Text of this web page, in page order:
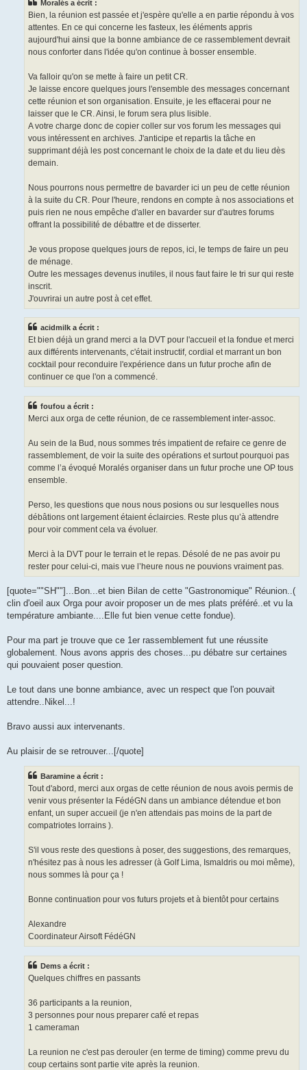
Moralés a écrit :
Bien, la réunion est passée et j'espère qu'elle a en partie répondu à vos
attentes. En ce qui concerne les fasteux, les éléments appris
aujourd'hui ainsi que la bonne ambiance de ce rassemblement devrait
nous conforter dans l'idée qu'on continue à bosser ensemble.
Va falloir qu'on se mette à faire un petit CR.
Je laisse encore quelques jours l'ensemble des messages concernant
cette réunion et son organisation. Ensuite, je les effacerai pour ne
laisser que le CR. Ainsi, le forum sera plus lisible.
A votre charge donc de copier coller sur vos forum les messages qui
vous intéressent en archives. J'anticipe et repartis la tâche en
supprimant déjà les post concernant le choix de la date et du lieu dès
demain.
Nous pourrons nous permettre de bavarder ici un peu de cette réunion
à la suite du CR. Pour l'heure, rendons en compte à nos associations et
puis rien ne nous empêche d'aller en bavarder sur d'autres forums
offrant la possibilité de débattre et de disserter.
Je vous propose quelques jours de repos, ici, le temps de faire un peu
de ménage.
Outre les messages devenus inutiles, il nous faut faire le tri sur qui reste
inscrit.
J'ouvrirai un autre post à cet effet.
acidmilk a écrit :
Et bien déjà un grand merci a la DVT pour l'accueil et la fondue et merci
aux différents intervenants, c'était instructif, cordial et marrant un bon
cocktail pour reconduire l'expérience dans un futur proche afin de
continuer ce que l'on a commencé.
foufou a écrit :
Merci aux orga de cette réunion, de ce rassemblement inter-assoc.
Au sein de la Bud, nous sommes trés impatient de refaire ce genre de
rassemblement, de voir la suite des opérations et surtout pourquoi pas
comme l’a évoqué Moralés organiser dans un futur proche une OP tous
ensemble.
Perso, les questions que nous nous posions ou sur lesquelles nous
débâtions ont largement étaient éclaircies. Reste plus qu’à attendre
pour voir comment cela va évoluer.
Merci à la DVT pour le terrain et le repas. Désolé de ne pas avoir pu
rester pour celui-ci, mais vue l’heure nous ne pouvions vraiment pas.
[quote=""SH""]...Bon...et bien Bilan de cette "Gastronomique" Réunion..(
clin d'oeil aux Orga pour avoir proposer un de mes plats préféré..et vu la
température ambiante....Elle fut bien venue cette fondue).
Pour ma part je trouve que ce 1er rassemblement fut une réussite
globalement. Nous avons appris des choses...pu débatre sur certaines
qui pouvaient poser question.
Le tout dans une bonne ambiance, avec un respect que l'on pouvait
attendre..Nikel...!
Bravo aussi aux intervenants.
Au plaisir de se retrouver...[/quote]
Baramine a écrit :
Tout d'abord, merci aux orgas de cette réunion de nous avois permis de
venir vous présenter la FédéGN dans un ambiance détendue et bon
enfant, un super accueil (je n'en attendais pas moins de la part de
compatriotes lorrains ).
S'il vous reste des questions à poser, des suggestions, des remarques,
n'hésitez pas à nous les adresser (à Golf Lima, Ismaldris ou moi même),
nous sommes là pour ça !
Bonne continuation pour vos futurs projets et à bientôt pour certains
Alexandre
Coordinateur Airsoft FédéGN
Dems a écrit :
Quelques chiffres en passants
36 participants a la reunion,
3 personnes pour nous preparer café et repas
1 cameraman
La reunion ne c'est pas derouler (en terme de timing) comme prevu du
coup certains sont partie vite après la reunion.